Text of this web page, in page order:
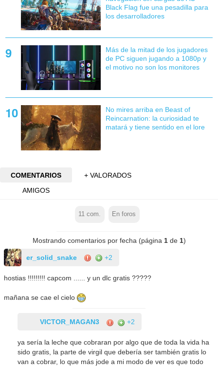
Black Flag fue una pesadilla para
los desarrolladores
Más de la mitad de los jugadores
de PC siguen jugando a 1080p y
el motivo no son los monitores
No mires arriba en Beast of
Reincarnation: la curiosidad te
matará y tiene sentido en el lore
COMENTARIOS
+ VALORADOS
AMIGOS
11 com. En foros
Mostrando comentarios por fecha (página 1de 1)
er_solid_snake +2
hostias !!!!!!!!! capcom ...... y un dlc gratis ?????
mañana se cae el cielo
VICTOR_MAGAN3 +2
ya sería la leche que cobraran por algo que de toda la vida ha
sido gratis, la parte de virgil que debería ser también gratis lo
van a cobrar, lo que más jode a mi modo de ver es que todo